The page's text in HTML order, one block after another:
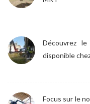
Découvrez
disponible
Focus sur le